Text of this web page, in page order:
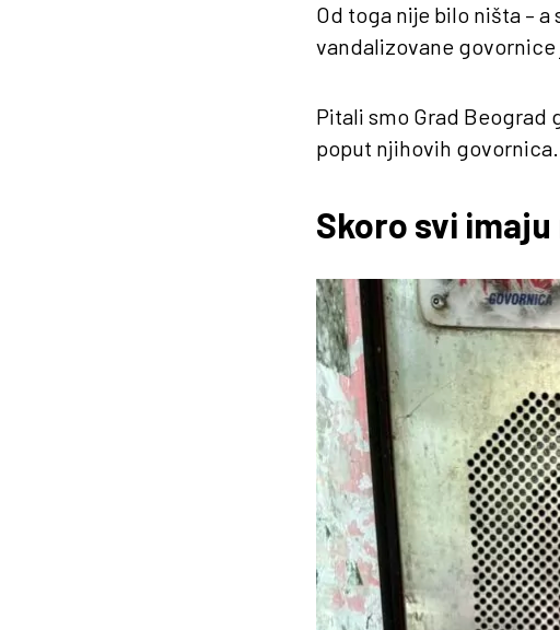
Od toga nije bilo ništa –
vandalizovane govornice
Pitali smo Grad Beograd
poput njihovih govornica.
Skoro svi